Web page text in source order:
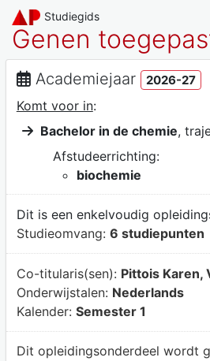
Studiegids
Genen
Academiejaar 2026-27
Komt voor in:
Bachelor in de chemie,
Afstudeerrichting:
biochemie
Dit is een enkelvoudig
Studieomvang: 6 studiepunten
Co-titularis(sen): Pittois Karen,
Onderwijstalen: Nederlands
Kalender: Semester 1
Dit opleidingsonderdeel wordt